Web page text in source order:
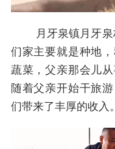
月牙泉镇月牙
们家主要就是种地
蔬菜，父亲那会儿
随着父亲开始干旅
们带来了丰厚的收入